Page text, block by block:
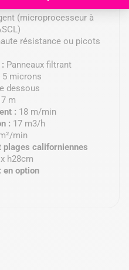
(microprocesseur à
résistance ou picots
Panneaux filtrant
5 microns
dessous
m
: 18 m/min
: 17 m3/h
min
plages californiennes
h28cm
en option